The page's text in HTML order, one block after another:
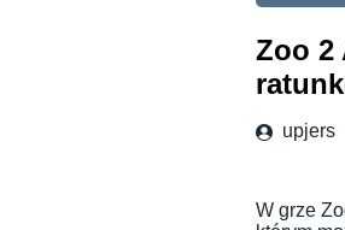
Zoo 2
upjers
W grze